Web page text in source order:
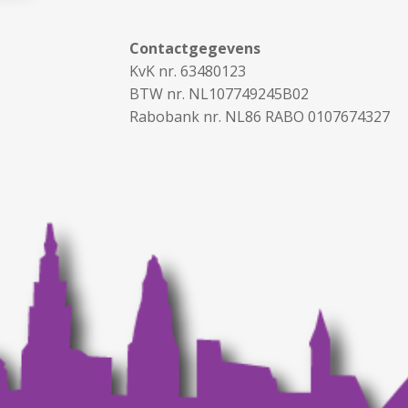
Contactgegevens
KvK nr. 63480123
BTW nr. NL107749245B02
Rabobank nr. NL86 RABO 0107674327